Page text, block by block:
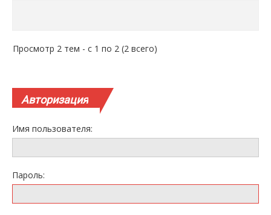
Просмотр 2 тем - с 1 по 2 (2 всего)
Авторизация
Имя пользователя:
Пароль: